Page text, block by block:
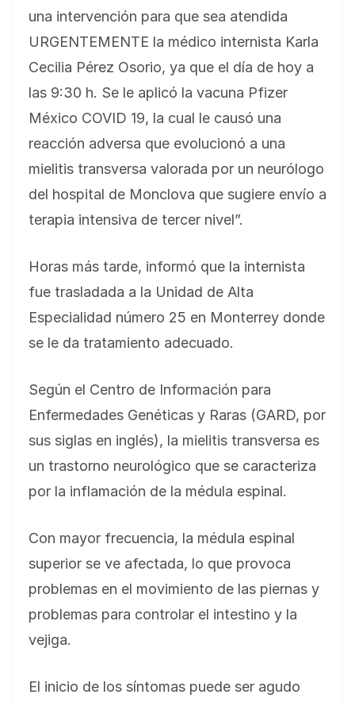
una intervención para que sea atendida
URGENTEMENTE la médico internista Karla
Cecilia Pérez Osorio, ya que el día de hoy a
las 9:30 h. Se le aplicó la vacuna Pfizer
México COVID 19, la cual le causó una
reacción adversa que evolucionó a una
mielitis transversa valorada por un neurólogo
del hospital de Monclova que sugiere envío a
terapia intensiva de tercer nivel”.
Horas más tarde, informó que la internista
fue trasladada a la Unidad de Alta
Especialidad número 25 en Monterrey donde
se le da tratamiento adecuado.
Según el Centro de Información para
Enfermedades Genéticas y Raras (GARD, por
sus siglas en inglés), la mielitis transversa es
un trastorno neurológico que se caracteriza
por la inflamación de la médula espinal.
Con mayor frecuencia, la médula espinal
superior se ve afectada, lo que provoca
problemas en el movimiento de las piernas y
problemas para controlar el intestino y la
vejiga.
El inicio de los síntomas puede ser agudo